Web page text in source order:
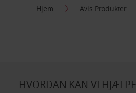
Hjem Avis Produkter
HVORDAN KAN VI HJÆLPE